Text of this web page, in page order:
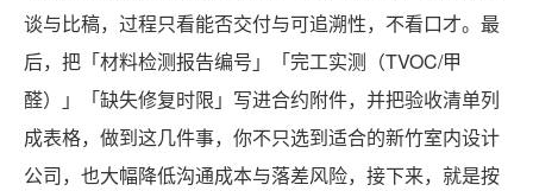
谈与比稿，过程只看能否交付与可追溯性，不看口才。最
后，把「材料检测报告编号」「完工实测（TVOC/甲
醛）」「缺失修复时限」写进合约附件，并把验收清单列
成表格，做到这几件事，你不只选到适合的新竹室内设计
公司，也大幅降低沟通成本与落差风险，接下来，就是按